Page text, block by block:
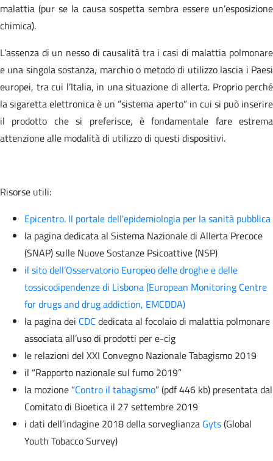
malattia (pur se la causa sospetta sembra essere un’esposizione
chimica).
L’assenza di un nesso di causalità tra i casi di malattia polmonare
e una singola sostanza, marchio o metodo di utilizzo lascia i Paesi
europei, tra cui l’Italia, in una situazione di allerta. Proprio perché
la sigaretta elettronica è un “sistema aperto” in cui si può inserire
il prodotto che si preferisce, è fondamentale fare estrema
attenzione alle modalità di utilizzo di questi dispositivi.
Risorse utili:
Epicentro. Il portale dell'epidemiologia per la sanità pubblica
la pagina dedicata al Sistema Nazionale di Allerta Precoce
(SNAP) sulle Nuove Sostanze Psicoattive (NSP)
il sito dell’Osservatorio Europeo delle droghe e delle
tossicodipendenze di Lisbona (European Monitoring Centre
for drugs and drug addiction, EMCDDA)
la pagina dei CDC dedicata al focolaio di malattia polmonare
associata all’uso di prodotti per e-cig
le relazioni del XXI Convegno Nazionale Tabagismo 2019
il “Rapporto nazionale sul fumo 2019”
la mozione “Contro il tabagismo” (pdf 446 kb) presentata dal
Comitato di Bioetica il 27 settembre 2019
i dati dell’indagine 2018 della sorveglianza Gyts(Global
Youth Tobacco Survey)